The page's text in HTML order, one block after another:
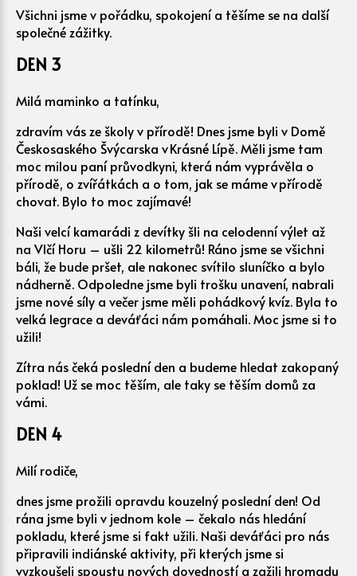
Všichni jsme v pořádku, spokojení a těšíme se na další
společné zážitky.
DEN 3
Milá maminko a tatínku,
zdravím vás ze školy v přírodě! Dnes jsme byli v Domě
Českosaského Švýcarska v Krásné Lípě. Měli jsme tam
moc milou paní průvodkyni, která nám vyprávěla o
přírodě, o zvířátkách a o tom, jak se máme v přírodě
chovat. Bylo to moc zajímavé!
Naši velcí kamarádi z devítky šli na celodenní výlet až
na Vlčí Horu – ušli 22 kilometrů! Ráno jsme se všichni
báli, že bude pršet, ale nakonec svítilo sluníčko a bylo
nádherně. Odpoledne jsme byli trošku unavení, nabrali
jsme nové síly a večer jsme měli pohádkový kvíz. Byla to
velká legrace a deváťáci nám pomáhali. Moc jsme si to
užili!
Zítra nás čeká poslední den a budeme hledat zakopaný
poklad! Už se moc těším, ale taky se těším domů za
vámi.
DEN 4
Milí rodiče,
dnes jsme prožili opravdu kouzelný poslední den! Od
rána jsme byli v jednom kole – čekalo nás hledání
pokladu, které jsme si fakt užili. Naši deváťáci pro nás
připravili indiánské aktivity, při kterých jsme si
vyzkoušeli spoustu nových dovedností a zažili hromadu